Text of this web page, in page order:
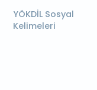
YÖKDİL Sosyal
Kelimeleri